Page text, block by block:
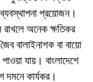
প্রয়োজন।
অনেক ক্ষতিকর
বালাইনাশক বা বায়ো
যায়। বাংলাদেশে
দমনে কার্যকর।